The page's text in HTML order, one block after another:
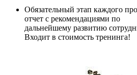
Обязательный этап каждого
отчет с рекомендациями по
дальнейшему развитию
Входит в стоимость тренинга!